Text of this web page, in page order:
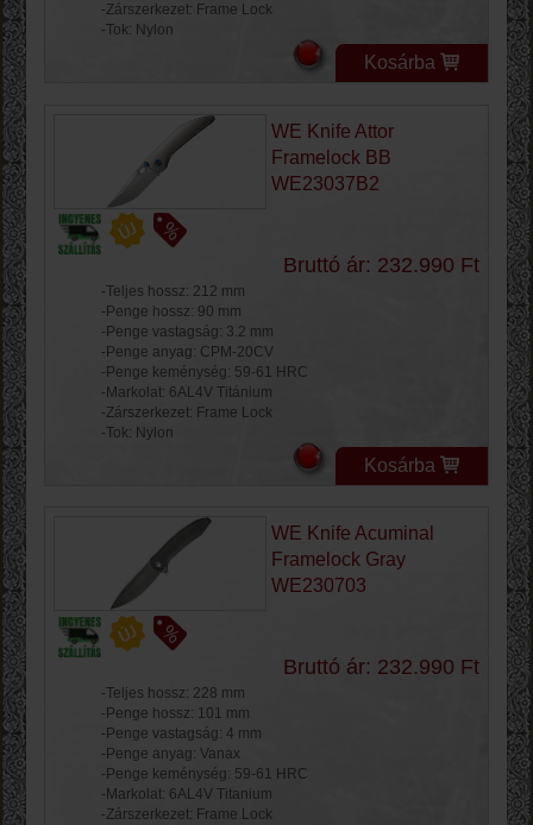
-Zárszerkezet: Frame Lock
-Tok: Nylon
Kosárba
WE Knife Attor
Framelock BB
WE23037B2
Bruttó ár: 232.990 Ft
-Teljes hossz: 212 mm
-Penge hossz: 90 mm
-Penge vastagság: 3.2 mm
-Penge anyag: CPM-20CV
-Penge keménység: 59-61 HRC
-Markolat: 6AL4V Titánium
-Zárszerkezet: Frame Lock
-Tok: Nylon
Kosárba
WE Knife Acuminal
Framelock Gray
WE230703
Bruttó ár: 232.990 Ft
-Teljes hossz: 228 mm
-Penge hossz: 101 mm
-Penge vastagság: 4 mm
-Penge anyag: Vanax
-Penge keménység: 59-61 HRC
-Markolat: 6AL4V Titanium
-Zárszerkezet: Frame Lock